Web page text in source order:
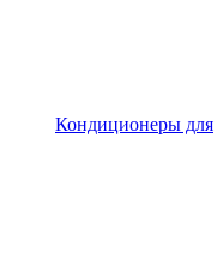
Кондиционеры для